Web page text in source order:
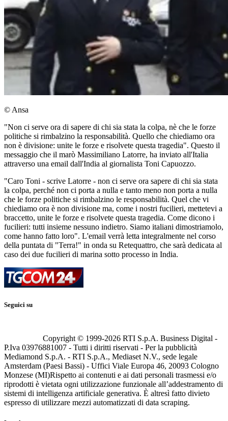
© Ansa
"Non ci serve ora di sapere di chi sia stata la colpa, nè che le forze
politiche si rimbalzino la responsabilità. Quello che chiediamo ora
non è divisione: unite le forze e risolvete questa tragedia". Questo il
messaggio che il marò Massimiliano Latorre, ha inviato all'Italia
attraverso una email dall'India al giornalista Toni Capuozzo.
"Caro Toni - scrive Latorre - non ci serve ora sapere di chi sia stata
la colpa, perché non ci porta a nulla e tanto meno non porta a nulla
che le forze politiche si rimbalzino le responsabilità. Quel che vi
chiediamo ora è non divisione ma, come i nostri fucilieri, mettetevi a
braccetto, unite le forze e risolvete questa tragedia. Come dicono i
fucilieri: tutti insieme nessuno indietro. Siamo italiani dimostriamolo,
come hanno fatto loro". L'email verrà letta integralmente nel corso
della puntata di "Terra!" in onda su Retequattro, che sarà dedicata al
caso dei due fucilieri di marina sotto processo in India.
Seguici su
Copyright © 1999-2026 RTI S.p.A. Business Digital -
P.Iva 03976881007 - Tutti i diritti riservati - Per la pubblicità
Mediamond S.p.A. - RTI S.p.A., Mediaset N.V., sede legale
Amsterdam (Paesi Bassi) - Uffici Viale Europa 46, 20093 Cologno
Monzese (MI)Rispetto ai contenuti e ai dati personali trasmessi e/o
riprodotti è vietata ogni utilizzazione funzionale all’addestramento di
sistemi di intelligenza artificiale generativa. È altresì fatto divieto
espresso di utilizzare mezzi automatizzati di data scraping.